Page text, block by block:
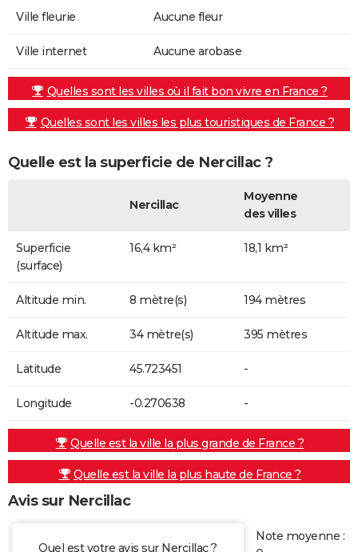
Ville fleurie Aucune fleur
Ville internet Aucune arobase
Quelles sont les villes où il fait bon vivre en France ?
Quelles sont les villes les plus touristiques de France ?
Quelle est la superficie de Nercillac ?
Nercillac
Moyenne
des villes
Superficie
(surface)
16,4 km² 18,1 km²
Altitude min. 8 mètre(s) 194 mètres
Altitude max. 34 mètre(s) 395 mètres
Latitude 45.723451 -
Longitude -0.270638 -
Quelle est la ville la plus grande de France ?
Quelle est la ville la plus haute de France ?
Avis sur Nercillac
Quel est votre avis sur Nercillac ?
Note moyenne :